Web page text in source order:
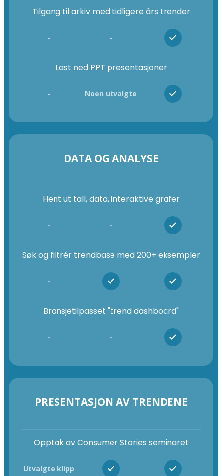
Tilgang til arkiv med tidligere års trender
- -
Last ned PPT presentasjoner
- Noen utvalgte
DATA OG ANALYSE
Hent ut tall, data, interaktive grafer
- -
Søk og filtrér trendbase med 200+ eksempler
-
Bransjetilpasset "trend dashboard"
- -
PRESENTASJON AV TRENDENE
Opptak av Consumer Stories seminaret
Utvalgte klipp